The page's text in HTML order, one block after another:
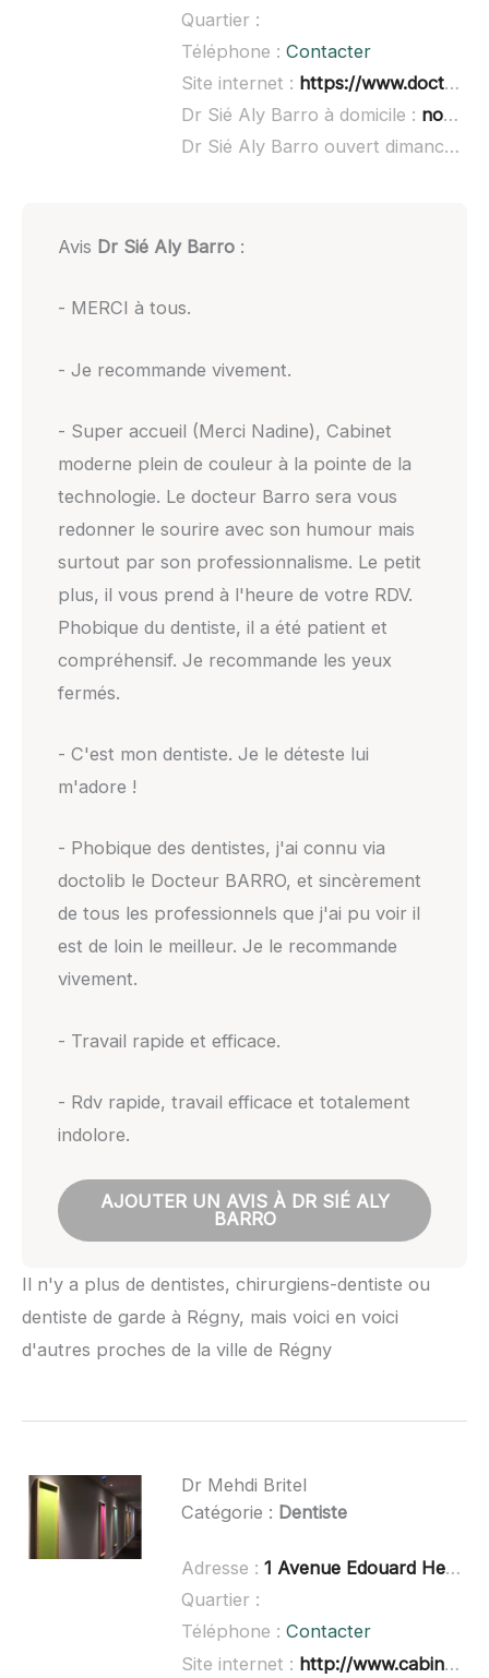
Quartier :
Téléphone : Contacter
Site internet : https://www.doctolib.fr/dentiste/regny/sie-aly-barro
Dr Sié Aly Barro à domicile : non renseigné
Dr Sié Aly Barro ouvert dimanche :
Avis Dr Sié Aly Barro:
- MERCI à tous.
- Je recommande vivement.
- Super accueil (Merci Nadine), Cabinet
moderne plein de couleur à la pointe de la
technologie. Le docteur Barro sera vous
redonner le sourire avec son humour mais
surtout par son professionnalisme. Le petit
plus, il vous prend à l'heure de votre RDV.
Phobique du dentiste, il a été patient et
compréhensif. Je recommande les yeux
fermés.
- C'est mon dentiste. Je le déteste lui
m'adore !
- Phobique des dentistes, j'ai connu via
doctolib le Docteur BARRO, et sincèrement
de tous les professionnels que j'ai pu voir il
est de loin le meilleur. Je le recommande
vivement.
- Travail rapide et efficace.
- Rdv rapide, travail efficace et totalement
indolore.
AJOUTER UN AVIS À DR SIÉ ALY
BARRO
Il n'y a plus de dentistes, chirurgiens-dentiste ou
dentiste de garde à Régny, mais voici en voici
d'autres proches de la ville de Régny
Dr Mehdi Britel
Catégorie : Dentiste
Adresse : 1 Avenue Edouard Herriot entrée A, 69170 Tarare
Quartier :
Téléphone : Contacter
Site internet : http://www.cabinetdesteintureries.fr/